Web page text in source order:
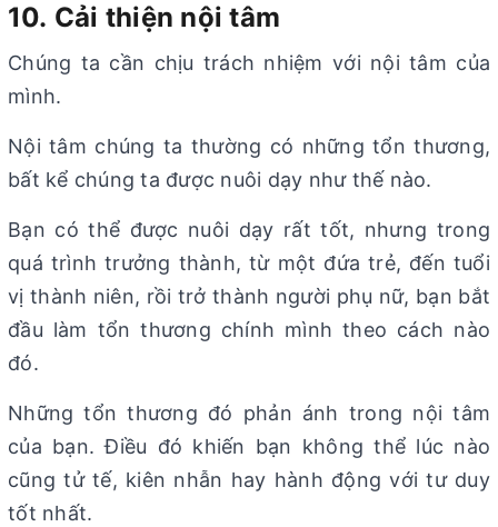
10. Cải thiện nội tâm
Chúng ta cần chịu trách nhiệm với nội tâm của
mình.
Nội tâm chúng ta thường có những tổn thương,
bất kể chúng ta được nuôi dạy như thế nào.
Bạn có thể được nuôi dạy rất tốt, nhưng trong
quá trình trưởng thành, từ một đứa trẻ, đến tuổi
vị thành niên, rồi trở thành người phụ nữ, bạn bắt
đầu làm tổn thương chính mình theo cách nào
đó.
Những tổn thương đó phản ánh trong nội tâm
của bạn. Điều đó khiến bạn không thể lúc nào
cũng tử tế, kiên nhẫn hay hành động với tư duy
tốt nhất.